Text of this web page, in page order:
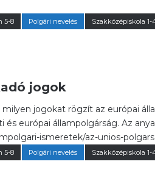
5-8 Polgári nevelés Szakközépiskola 1-
jogok
jogokat rögzít az európai
és európai állampolgárság. Az
ismeretek/az-unios-
5-8 Polgári nevelés Szakközépiskola 1-